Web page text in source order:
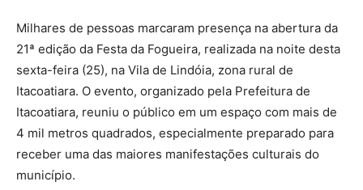
Milhares de pessoas marcaram presença na abertura da
21ª edição da Festa da Fogueira, realizada na noite desta
sexta-feira (25), na Vila de Lindóia, zona rural de
Itacoatiara. O evento, organizado pela Prefeitura de
Itacoatiara, reuniu o público em um espaço com mais de
4 mil metros quadrados, especialmente preparado para
receber uma das maiores manifestações culturais do
município.